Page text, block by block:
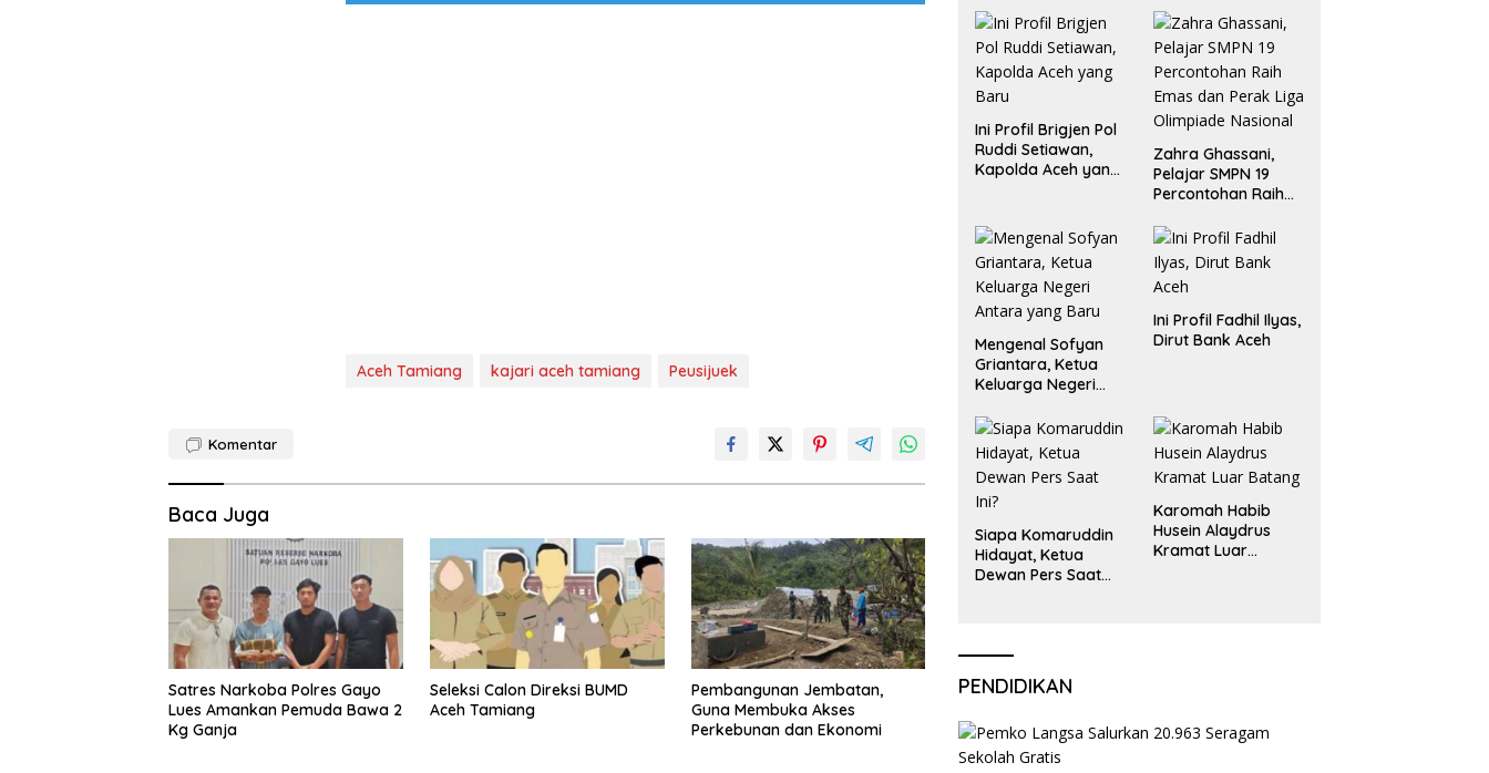
Aceh Tamiang kajari aceh tamiang Peusijuek
Komentar
Baca Juga
Satres Narkoba Polres Gayo
Lues Amankan Pemuda Bawa 2
Kg Ganja
Seleksi Calon Direksi BUMD
Aceh Tamiang
Pembangunan Jembatan,
Guna Membuka Akses
Perkebunan dan Ekonomi
Ini Profil Brigjen Pol
Ruddi Setiawan,
Kapolda Aceh yang
Zahra Ghassani,
Pelajar SMPN 19
Percontohan Raih
Liga Olimpiade
Nasional
Mengenal Sofyan
Griantara, Ketua
Keluarga Negeri
Ini Profil Fadhil Ilyas,
Dirut Bank Aceh
Siapa Komaruddin
Hidayat, Ketua
Dewan Pers Saat
Karomah Habib
Husein Alaydrus
Kramat Luar
PENDIDIKAN